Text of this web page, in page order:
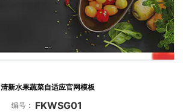
清新水果蔬菜自适应官网模板
编号： FKWSG01